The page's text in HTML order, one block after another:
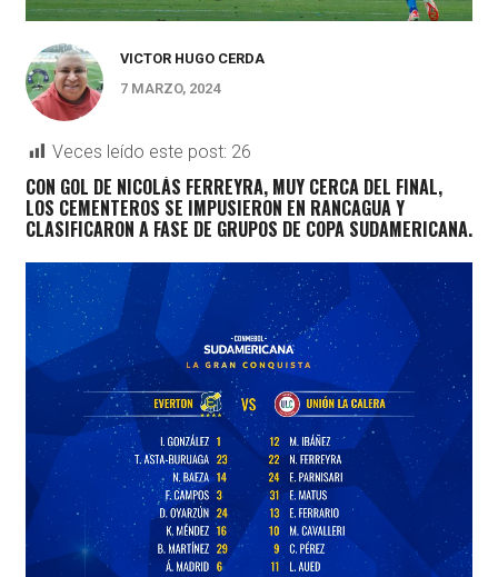
VICTOR HUGO CERDA
7 MARZO, 2024
Veces leído este post: 26
CON GOL DE NICOLÁS FERREYRA, MUY CERCA DEL FINAL,
LOS CEMENTEROS SE IMPUSIERON EN RANCAGUA Y
CLASIFICARON A FASE DE GRUPOS DE COPA SUDAMERICANA.